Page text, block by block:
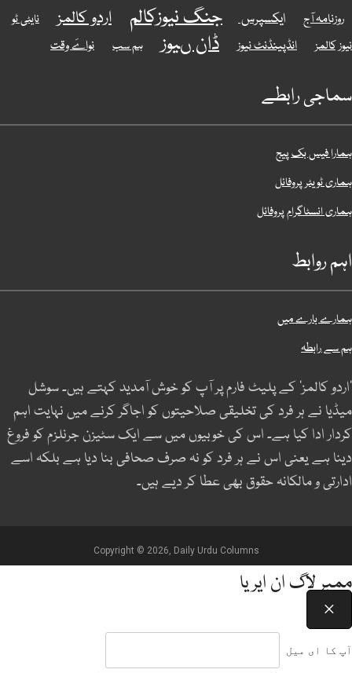
روزنامہ آج ایکسپرس جنگ نیوزکالم اردو کالمز
نایٹی ٹو
نیوز کالمز
انڈپینڈنٹ نیوز ڈان ںیوز ہم سب نواےَ وقت
سماجی رابطے
ہمارا فیس بک پیج
ہماری ٹویٹر پروفائل
ہماری انسٹاگرام پروفائل
اہم روابط
ہمارے بارے میں
ہم سے رابطہ
’اردو کالمز‘ کے پلیٹ فارم پر آپ کو خوش آمدید کہتے ہیں۔ سوشل
میڈیا نے ہر فرد کی تخلیقی صلاحیتوں کو اجاگر کرنے میں نہایت اہم
کردار ادا کیا ہے۔ اس کی خوبیوں میں سے ایک سٹیزن جرنلزم کو فروغ
دینا ہے یعنی اس نے ہر فرد کو نہ صرف صحافی بنا دیا ہے بلکہ اسے
ادارتی و مالکانہ حقوق بھی عطا کر دیے ہیں۔
Copyright © 2026, Daily Urdu Columns
ممبر لاگ ان ایریا
×
آپ کا ای میل